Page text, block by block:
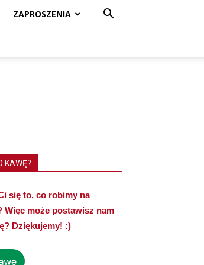
ZAPROSZENIA
KAWĘ?
się to, co robimy na
Więc może postawisz nam
Dziękujemy! :)